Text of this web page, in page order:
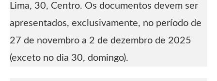
Lima, 30, Centro. Os documentos devem ser
apresentados, exclusivamente, no período de
27 de novembro a 2 de dezembro de 2025
(exceto no dia 30, domingo).